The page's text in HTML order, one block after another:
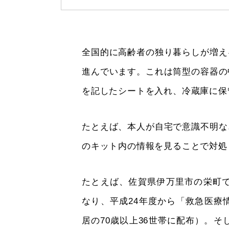
全国的に高齢者の独り暮らしが増
進んでいます。これは筒型の容器
を記したシートを入れ、冷蔵庫に
たとえば、本人が自宅で意識不明
のキット内の情報を見ることで対
たとえば、佐賀県伊万里市の栄町
なり、平成24年度から「救急医療
居の70歳以上36世帯に配布）。そ